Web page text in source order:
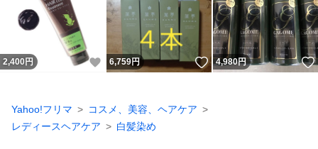
2,400 円 いいね！
6,759円 いいね！
4,980円
Yahoo!フリマ
コスメ、美容、ヘアケア
レディースヘアケア
白髪染め